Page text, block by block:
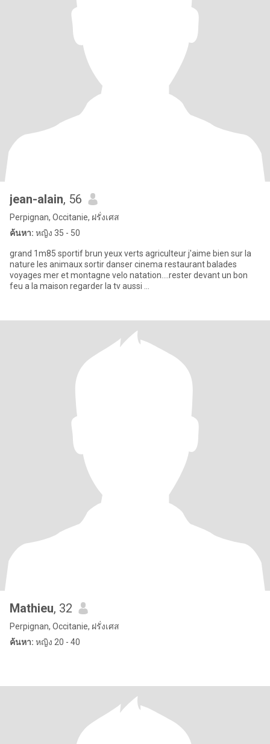
jean-alain, 56
Perpignan, Occitanie, ฝรั่งเศส
ค้นหา: หญิง 35 - 50
grand 1m85 sportif brun yeux verts agriculteur j'aime bien sur la
nature les animaux sortir danser cinema restaurant balades
voyages mer et montagne velo natation....rester devant un bon
feu a la maison regarder la tv aussi ...
Mathieu, 32
Perpignan, Occitanie, ฝรั่งเศส
ค้นหา: หญิง 20 - 40